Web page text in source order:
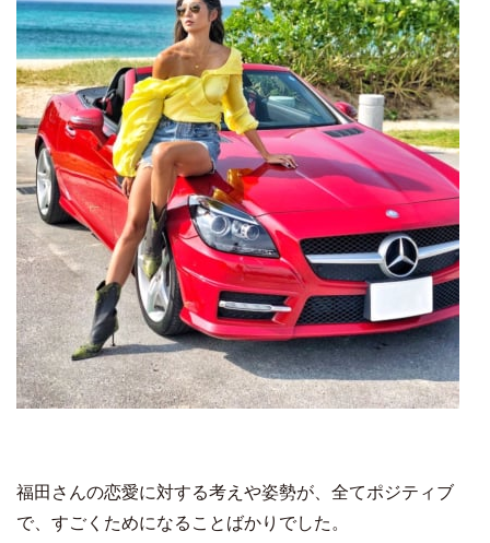
福田さんの恋愛に対する考えや姿勢が、全てポジティブ
で、すごくためになることばかりでした。